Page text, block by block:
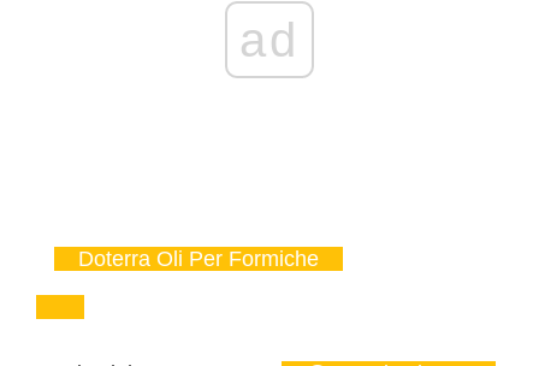
ad
Doterra Oli Per Formiche